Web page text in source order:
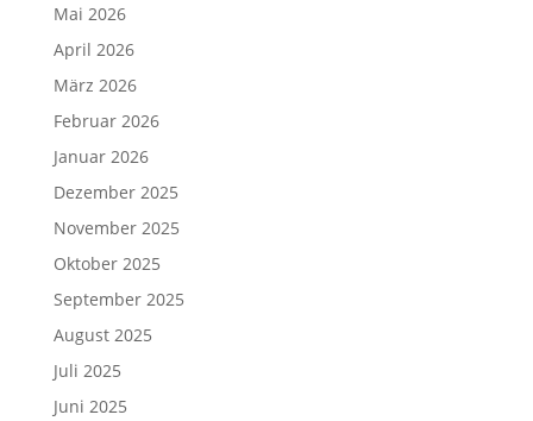
Mai 2026
April 2026
März 2026
Februar 2026
Januar 2026
Dezember 2025
November 2025
Oktober 2025
September 2025
August 2025
Juli 2025
Juni 2025